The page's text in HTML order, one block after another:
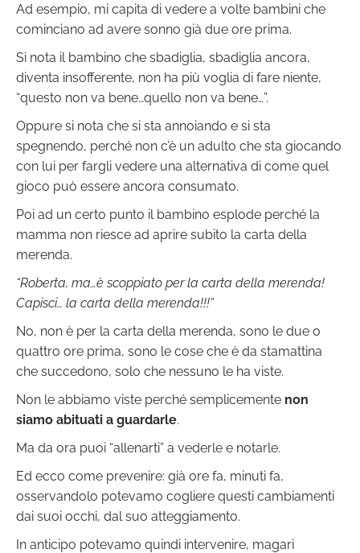
Ad esempio, mi capita di vedere a volte bambini che
cominciano ad avere sonno già due ore prima.
Si nota il bambino che sbadiglia, sbadiglia ancora,
diventa insofferente, non ha più voglia di fare niente,
“questo non va bene…quello non va bene…”.
Oppure si nota che si sta annoiando e si sta
spegnendo, perché non c’è un adulto che sta giocando
con lui per fargli vedere una alternativa di come quel
gioco può essere ancora consumato.
Poi ad un certo punto il bambino esplode perché la
mamma non riesce ad aprire subito la carta della
merenda.
“Roberta, ma…è scoppiato per la carta della merenda!
Capisci… la carta della merenda!!!”
No, non è per la carta della merenda, sono le due o
quattro ore prima, sono le cose che è da stamattina
che succedono, solo che nessuno le ha viste.
Non le abbiamo viste perché semplicemente non
siamo abituati a guardarle.
Ma da ora puoi “allenarti” a vederle e notarle.
Ed ecco come prevenire: già ore fa, minuti fa,
osservandolo potevamo cogliere questi cambiamenti
dai suoi occhi, dal suo atteggiamento.
In anticipo potevamo quindi intervenire, magari